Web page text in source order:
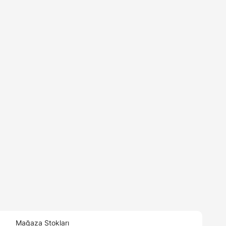
Mağaza Stokları